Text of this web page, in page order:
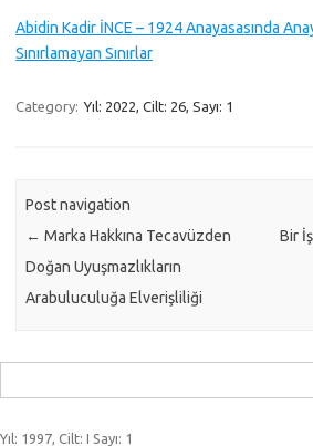
Abidin Kadir İNCE – 1924 Anayasasında
Sınırlamayan Sınırlar
Category: Yıl: 2022, Cilt: 26, Sayı: 1
Post navigation
← Marka Hakkına Tecavüzden
Doğan Uyuşmazlıkların
Arabuluculuğa Elverişliliği
Bir
Yıl: 1997, Cilt: I Sayı: 1